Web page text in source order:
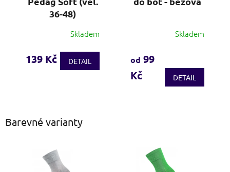
36-48)
produktu
je
Skladem
139 Kč DETAIL
produktu
je
3,6
Skladem
od 99
Kč
DETAIL
Barevné varianty